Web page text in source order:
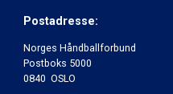
Postadresse:
Norges Håndballforbund
Postboks 5000
0840 OSLO